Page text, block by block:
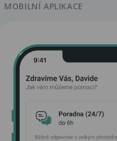
MOBILNÍ APLIKACE